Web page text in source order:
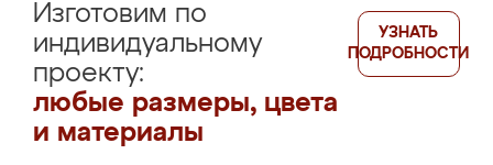
Изготовим по
индивидуальному
проекту:
любые размеры, цвета
и материалы
УЗНАТЬ
ПОДРОБНОСТИ